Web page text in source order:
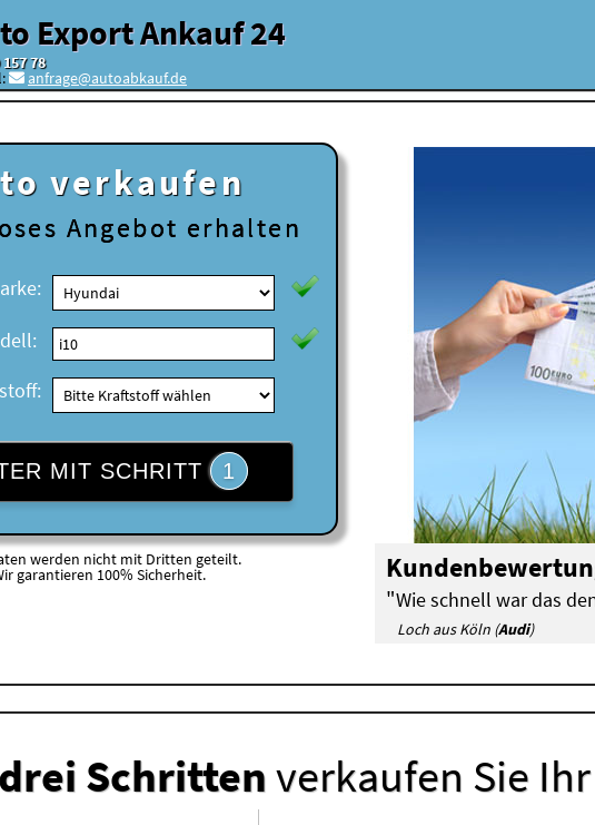
Export Ankauf 24
78
anfrage@autoabkauf.de
verkaufen
Angebot erhalten
MIT SCHRITT 1
werden nicht mit Dritten geteilt.
garantieren 100% Sicherheit.
"Wie schnell war das
Loch aus Köln (Audi)
drei Schrittenverkaufen Sie